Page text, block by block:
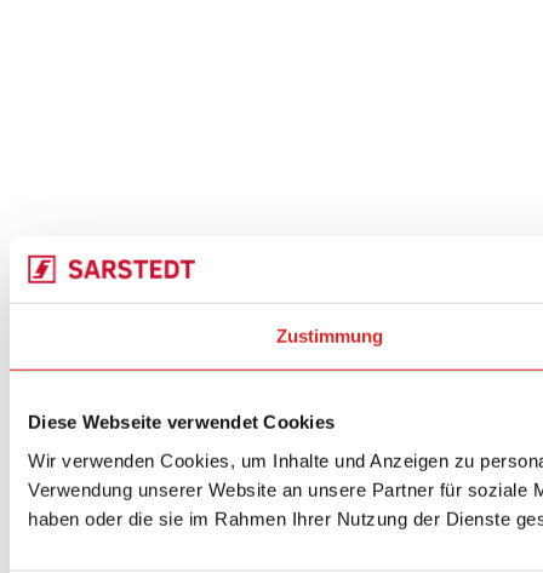
Zustimmung
Diese Webseite verwendet Cookies
Wir verwenden Cookies, um Inhalte und Anzeigen zu
Verwendung unserer Website an unsere Partner für soziale
haben oder die sie im Rahmen Ihrer Nutzung der Dienste